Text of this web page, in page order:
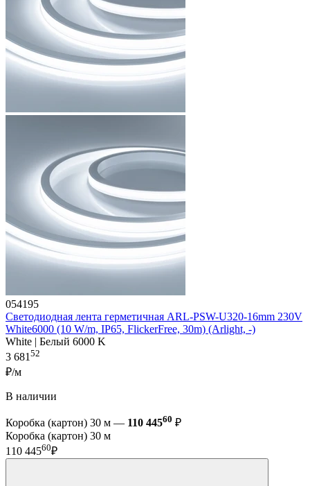
054195
Светодиодная лента герметичная ARL-PSW-U320-16mm 230V
White6000 (10 W/m, IP65, FlickerFree, 30m) (Arlight, -)
White | Белый 6000 K
3 68152
₽/м
В наличии
Коробка (картон) 30 м — 110 44560 ₽
Коробка (картон) 30 м
110 44560₽